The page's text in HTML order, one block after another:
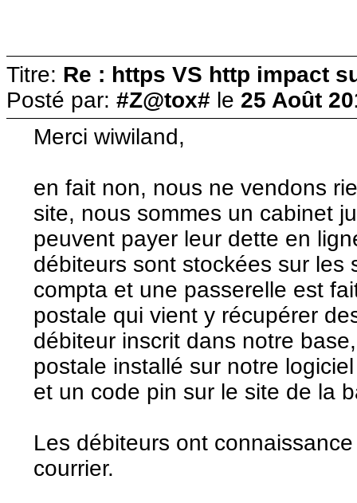
Titre: Re : https VS http impact
Posté par: #Z@tox# le 25 Août
Merci wiwiland,
en fait non, nous ne vendons
site, nous sommes un cabinet
peuvent payer leur dette en
débiteurs sont stockées sur les
compta et une passerelle est
postale qui vient y récupérer
débiteur inscrit dans notre
postale installé sur notre
et un code pin sur le site de la
Les débiteurs ont
courrier.